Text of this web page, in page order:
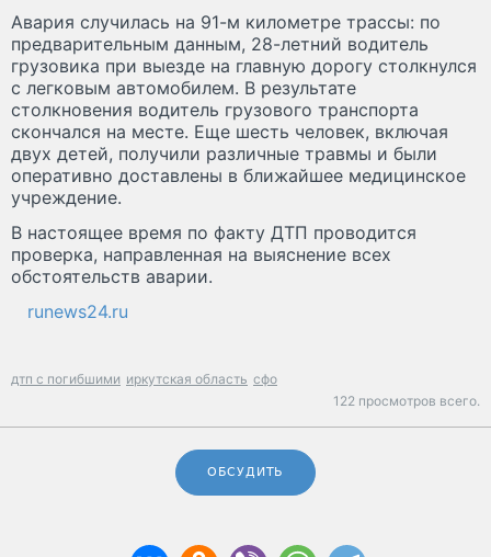
Авария случилась на 91-м километре трассы: по
предварительным данным, 28-летний водитель
грузовика при выезде на главную дорогу столкнулся
с легковым автомобилем. В результате
столкновения водитель грузового транспорта
скончался на месте. Еще шесть человек, включая
двух детей, получили различные травмы и были
оперативно доставлены в ближайшее медицинское
учреждение.
В настоящее время по факту ДТП проводится
проверка, направленная на выяснение всех
обстоятельств аварии.
runews24.ru
дтп с погибшими иркутская область сфо
122 просмотров всего.
ОБСУДИТЬ